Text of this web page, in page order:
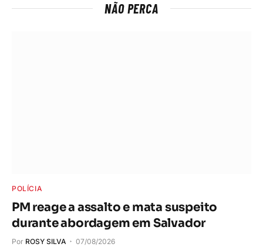
NÃO PERCA
POLÍCIA
PM reage a assalto e mata suspeito
durante abordagem em Salvador
Por ROSY SILVA 07/08/2026